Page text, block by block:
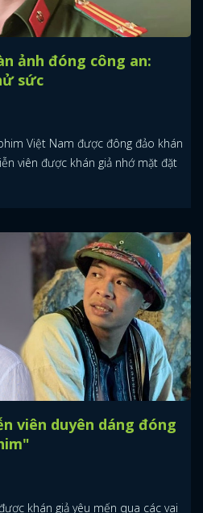
ảnh đóng công an:
sức
Việt Nam được đông đảo khán
viên được khán giả nhớ mặt đặt
viên duyên dáng đóng
khán giả yêu mến qua các vai